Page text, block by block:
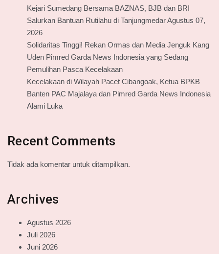
Kejari Sumedang Bersama BAZNAS, BJB dan BRI
Salurkan Bantuan Rutilahu di Tanjungmedar Agustus 07,
2026
Solidaritas Tinggi! Rekan Ormas dan Media Jenguk Kang
Uden Pimred Garda News Indonesia yang Sedang
Pemulihan Pasca Kecelakaan
Kecelakaan di Wilayah Pacet Cibangoak, Ketua BPKB
Banten PAC Majalaya dan Pimred Garda News Indonesia
Alami Luka
Recent Comments
Tidak ada komentar untuk ditampilkan.
Archives
Agustus 2026
Juli 2026
Juni 2026